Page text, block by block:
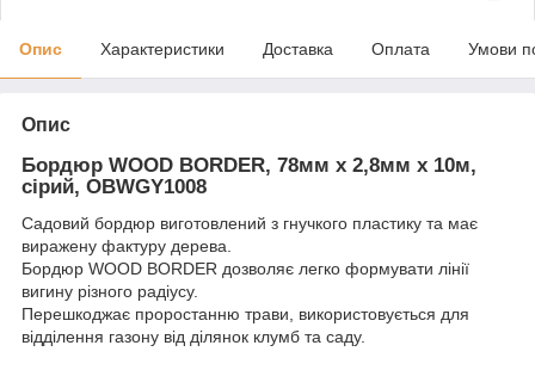
Опис Характеристики Доставка Оплата Умови
Опис
Бордюр WOOD BORDER, 78мм х 2,8мм х 10м,
сірий, OBWGY1008
Садовий бордюр виготовлений з гнучкого пластику та має
виражену фактуру дерева.
Бордюр WOOD BORDER дозволяє легко формувати лінії
вигину різного радіусу.
Перешкоджає проростанню трави, використовується для
відділення газону від ділянок клумб та саду.